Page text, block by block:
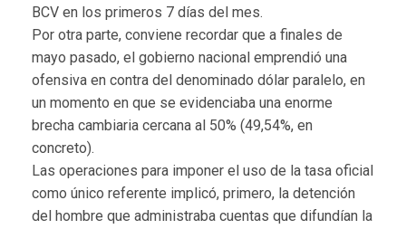
BCV en los primeros 7 días del mes.
Por otra parte, conviene recordar que a finales de
mayo pasado, el gobierno nacional emprendió una
ofensiva en contra del denominado dólar paralelo, en
un momento en que se evidenciaba una enorme
brecha cambiaria cercana al 50% (49,54%, en
concreto).
Las operaciones para imponer el uso de la tasa oficial
como único referente implicó, primero, la detención
del hombre que administraba cuentas que difundían la